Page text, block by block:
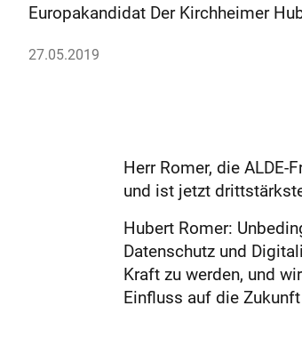
Europakandidat Der Kirchheimer
27.05.2019
Herr Romer, die
und ist jetzt
Hubert Romer:
Datenschutz und
Kraft zu werden, und
Einfluss auf die